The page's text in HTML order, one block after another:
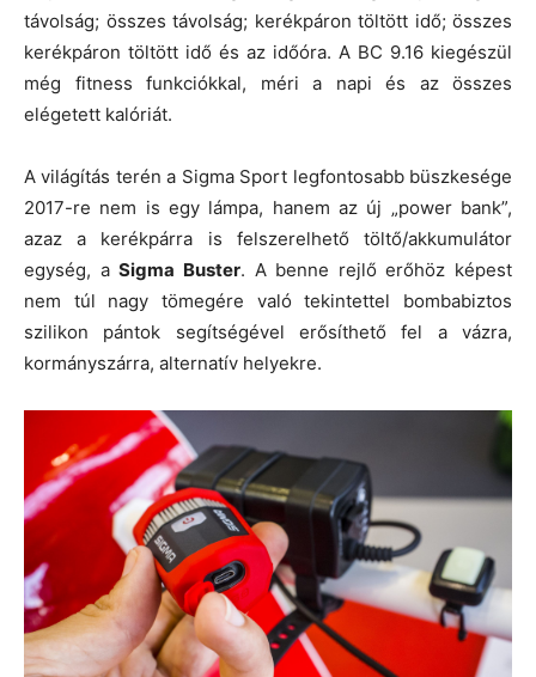
távolság; összes távolság; kerékpáron töltött idő; összes
kerékpáron töltött idő és az időóra. A BC 9.16 kiegészül
még fitness funkciókkal, méri a napi és az összes
elégetett kalóriát.
A világítás terén a Sigma Sport legfontosabb büszkesége
2017-re nem is egy lámpa, hanem az új „power bank”,
azaz a kerékpárra is felszerelhető töltő/akkumulátor
egység, aSigma Buster. A benne rejlő erőhöz képest
nem túl nagy tömegére való tekintettel bombabiztos
szilikon pántok segítségével erősíthető fel a vázra,
kormányszárra, alternatív helyekre.